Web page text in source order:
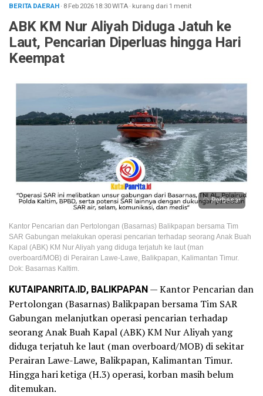
BERITA DAERAH· 8 Feb 202618:30WITA· kurang dari 1 menit
ABK KM Nur Aliyah Diduga Jatuh ke
Laut, Pencarian Diperluas hingga Hari
Keempat
Perbesar
Kantor Pencarian dan Pertolongan (Basarnas) Balikpapan bersama Tim
SAR Gabungan melakukan operasi pencarian terhadap seorang Anak Buah
Kapal (ABK) KM Nur Aliyah yang diduga terjatuh ke laut (man
overboard/MOB) di Perairan Lawe-Lawe, Balikpapan, Kalimantan Timur.
Dok: Basarnas Kaltim.
KUTAIPANRITA.ID, BALIKPAPAN— Kantor Pencarian dan
Pertolongan (Basarnas) Balikpapan bersama Tim SAR
Gabungan melanjutkan operasi pencarian terhadap
seorang Anak Buah Kapal (ABK) KM Nur Aliyah yang
diduga terjatuh ke laut (man overboard/MOB) di sekitar
Perairan Lawe-Lawe, Balikpapan, Kalimantan Timur.
Hingga hari ketiga (H.3) operasi, korban masih belum
ditemukan.